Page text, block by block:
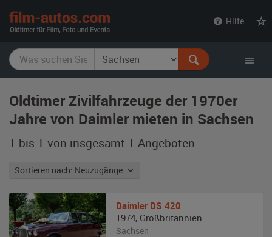
Hilfe
Oldtimer Zivilfahrzeuge der 1970er
Jahre von Daimler mieten in Sachsen
1 bis 1 von insgesamt 1 Angeboten
Sortieren nach: Neuzugänge
Daimler DS 420
1974, Großbritannien
Sachsen